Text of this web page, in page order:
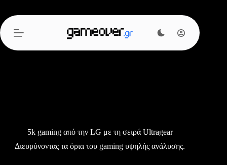
περιεχόμενο
5k gaming από την LG με τη σειρά Ultragear
Διευρύνοντας τα όρια του gaming υψηλής ανάλυσης.